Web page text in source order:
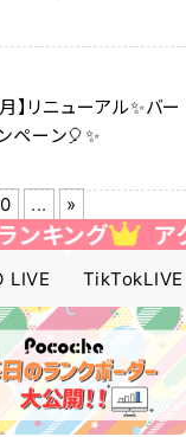
】リニューアル✨バー
ペーン🎈✨
... »
グ アクセ
LIVE TikTokLIVE